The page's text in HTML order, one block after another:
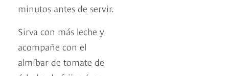
minutos antes de servir.
Sirva con más leche y
acompañe con el
almíbar de tomate de